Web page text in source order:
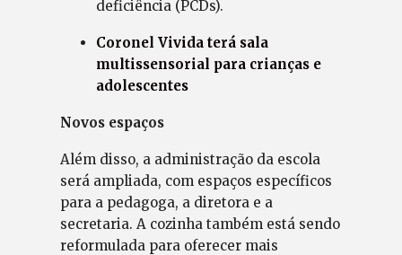
deficiência (PCDs).
Coronel Vivida terá sala
multissensorial para crianças e
adolescentes
Novos espaços
Além disso, a administração da escola
será ampliada, com espaços específicos
para a pedagoga, a diretora e a
secretaria. A cozinha também está sendo
reformulada para oferecer mais